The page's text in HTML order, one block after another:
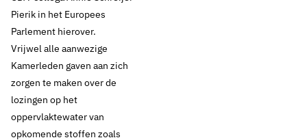
Wetgevingsoverleg
29 november 2017 Nieuws
Pierik in het Europees
Parlement hierover.
Vrijwel alle aanwezige
Kamerleden gaven aan zich
zorgen te maken over de
lozingen op het
oppervlaktewater van
opkomende stoffen zoals